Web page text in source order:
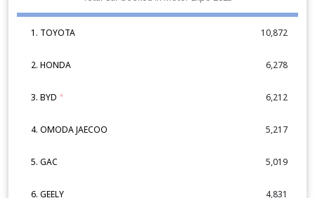
1. TOYOTA 10,872
2. HONDA 6,278
3. BYD * 6,212
4. OMODA JAECOO 5,217
5. GAC 5,019
6. GEELY 4,831